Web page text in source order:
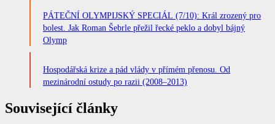
PÁTEČNÍ OLYMPIJSKÝ SPECIÁL (7/10): Král zrozený pro
bolest. Jak Roman Šebrle přežil řecké peklo a dobyl bájný
Olymp
Hospodářská krize a pád vlády v přímém přenosu. Od
mezinárodní ostudy po razii (2008–2013)
Související články